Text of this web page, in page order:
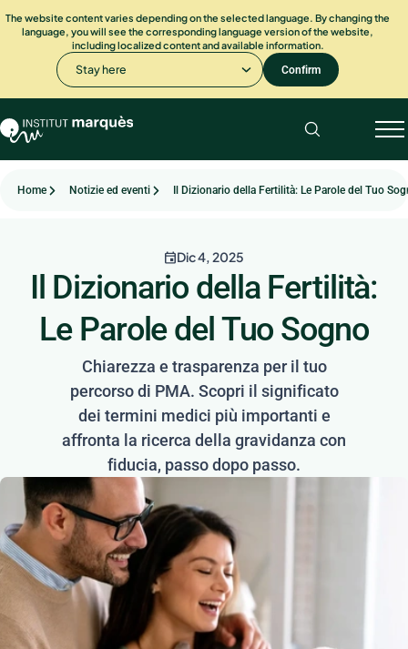
The website content varies depending on the selected language. By changing the
language, you will see the corresponding language version of the website,
including localized content and available information.
Stay here Confirm
Home Notizie ed eventi Il Dizionario della Fertilità: Le Parole del Tuo
Dic 4, 2025
Il Dizionario della Fertilità:
Le Parole del Tuo Sogno
Chiarezza e trasparenza per il tuo
percorso di PMA. Scopri il significato
dei termini medici più importanti e
affronta la ricerca della gravidanza con
fiducia, passo dopo passo.